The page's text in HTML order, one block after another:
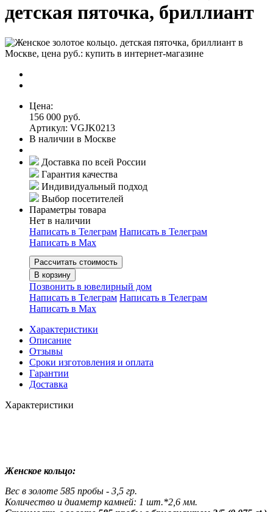
детская пяточка, бриллиант
Цена:
156 000 руб.
Артикул: VGJK0213
В наличии в Москве
Доставка по всей России
Гарантия качества
Индивидуальный подход
Выбор посетителей
Параметры товара
Нет в наличии
Написать в Телеграм Написать в Телеграм
Написать в Мах
Рассчитать стоимость
В корзину
Позвонить в ювелирный дом
Написать в Телеграм Написать в Телеграм
Написать в Мах
Характеристики
Описание
Отзывы
Сроки изготовления и оплата
Гарантии
Доставка
Характеристики
Женское кольцо:
Вес в золоте 585 пробы - 3,5 гр.
Количество и диаметр камней: 1 шт.*2,6 мм.